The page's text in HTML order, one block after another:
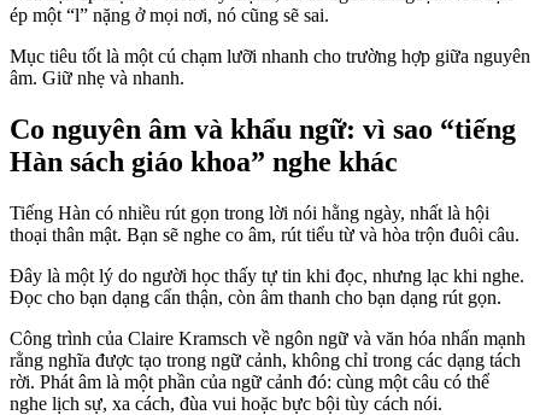
ép một “l” nặng ở mọi nơi, nó cũng sẽ sai.
Mục tiêu tốt là một cú chạm lưỡi nhanh cho trường hợp giữa nguyên
âm. Giữ nhẹ và nhanh.
Co nguyên âm và khẩu ngữ: vì sao “tiếng
Hàn sách giáo khoa” nghe khác
Tiếng Hàn có nhiều rút gọn trong lời nói hằng ngày, nhất là hội
thoại thân mật. Bạn sẽ nghe co âm, rút tiểu từ và hòa trộn đuôi câu.
Đây là một lý do người học thấy tự tin khi đọc, nhưng lạc khi nghe.
Đọc cho bạn dạng cẩn thận, còn âm thanh cho bạn dạng rút gọn.
Công trình của Claire Kramsch về ngôn ngữ và văn hóa nhấn mạnh
rằng nghĩa được tạo trong ngữ cảnh, không chỉ trong các dạng tách
rời. Phát âm là một phần của ngữ cảnh đó: cùng một câu có thể
nghe lịch sự, xa cách, đùa vui hoặc bực bội tùy cách nói.